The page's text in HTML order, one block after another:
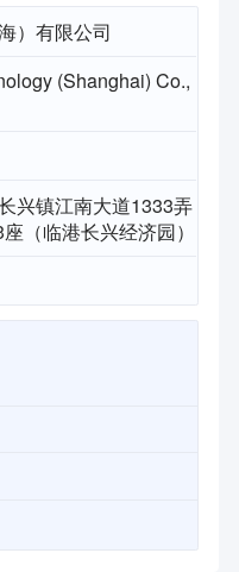
）有限公司
(Shanghai) Co.,
兴镇江南大道1333弄
（临港长兴经济园）